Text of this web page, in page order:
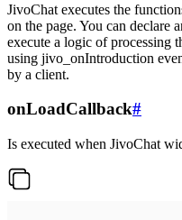
JivoChat executes the
on the page. You can declare
execute a logic of processing
using jivo_onIntroduction
by a client.
onLoadCallback#
Is executed when JivoChat